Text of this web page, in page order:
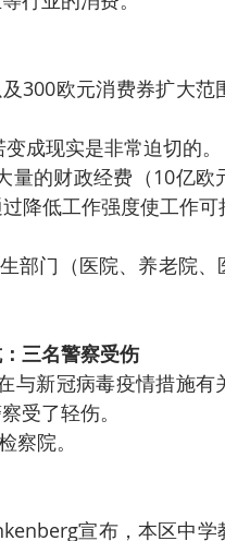
300欧元消费券扩大范
成现实是非常迫切的。
量的财政经费（10亿欧
降低工作强度使工作
部门（医院、养老院
三名警察受伤
与新冠病毒疫情措施有
受了轻伤。
察院。
宣布，本区中